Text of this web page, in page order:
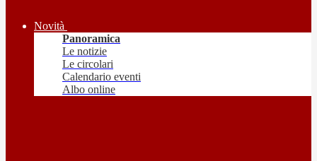
Novità
Panoramica
Le notizie
Le circolari
Calendario eventi
Albo online